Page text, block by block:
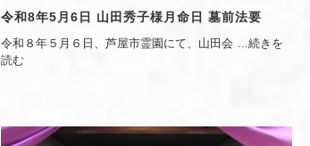
令和8年5月6日 山田秀子様月命日 墓前法要
令和８年５月６日、芦屋市霊園にて、山田会
…続きを
読む